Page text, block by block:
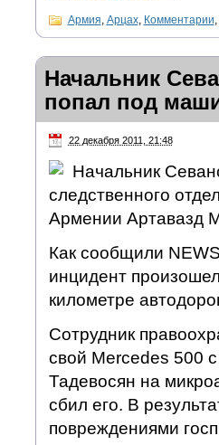
Армия, Арцах, Комментарии,
Начальник
попал под
22 декабря 2011, 21:48
Начальник
следственного
Армении Артавазд
Как сообщили
инцидент
километре
Сотрудник
свой Mercedes 500
Тадевосян на
сбил его. В
повреждениями